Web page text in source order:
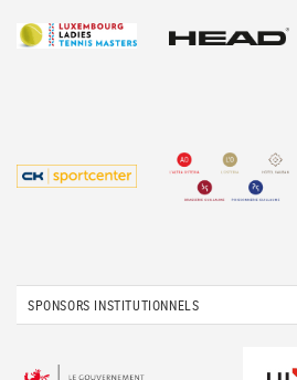
SPONSORS INSTITUTIONNELS